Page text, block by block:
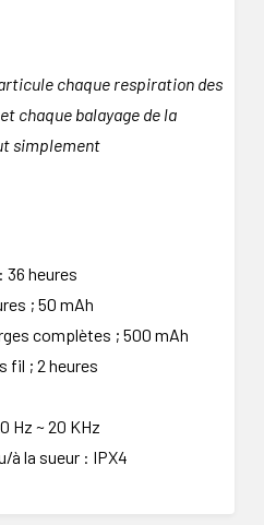
chaque respiration des
chaque balayage de la
simplement
heures
; 50 mAh
complètes ; 500 mAh
fil ; 2 heures
Hz ~ 20 KHz
à la sueur : IPX4